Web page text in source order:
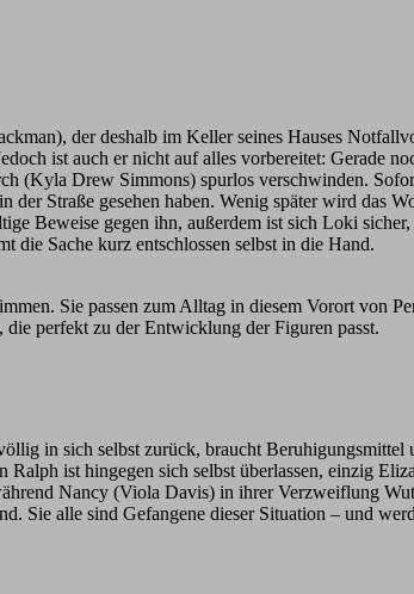
der deshalb im Keller seines Hauses
ist auch er nicht auf alles vorbereitet: Gerade
Drew Simmons) spurlos verschwinden.
Straße gesehen haben. Wenig später wird das
Beweise gegen ihn, außerdem ist sich Loki
die Sache kurz entschlossen selbst in die Hand.
Sie passen zum Alltag in diesem Vorort von
perfekt zu der Entwicklung der Figuren passt.
in sich selbst zurück, braucht
ist hingegen sich selbst überlassen, einzig
Nancy (Viola Davis) in ihrer Verzweiflung
Sie alle sind Gefangene dieser Situation – und